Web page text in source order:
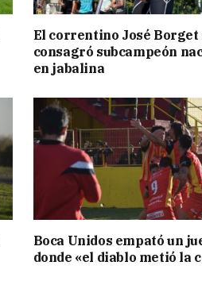
El correntino José Borget
consagró subcampeón
en jabalina
Boca Unidos empató un
donde «el diablo metió la